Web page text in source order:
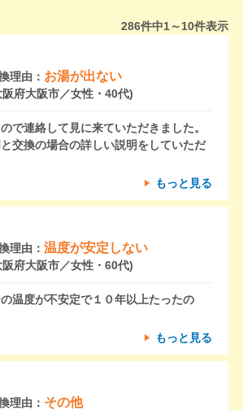
286件中1～10件表示
理由： お湯が出ない
阪府大阪市／女性・40代)
で連絡して見に来ていただきました。
交換の場合の詳しい説明をしていただ
もっと見る
理由： 温度が安定しない
阪府大阪市／女性・60代)
温度が不安定で１０年以上たったの
もっと見る
理由： その他